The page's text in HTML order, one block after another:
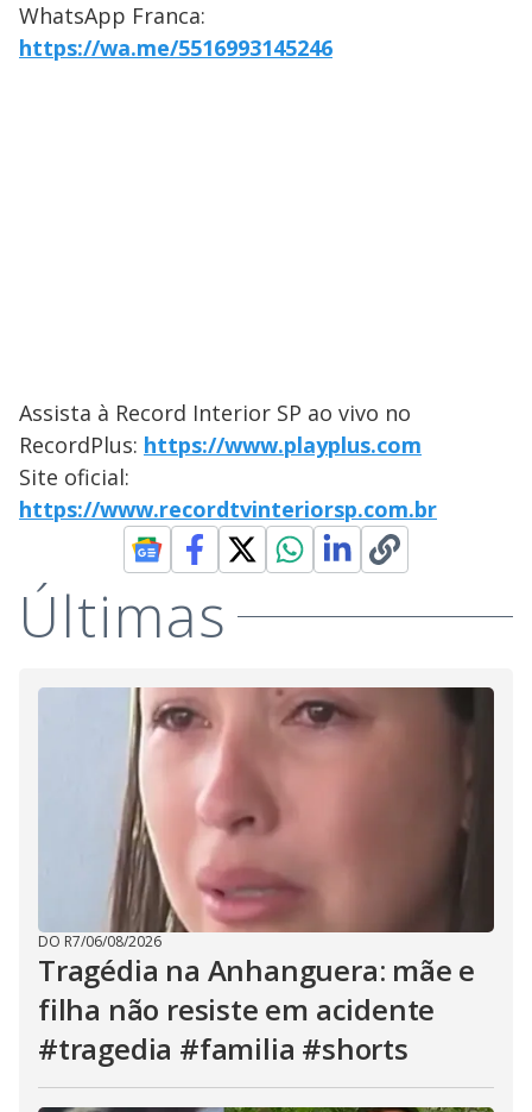
WhatsApp Franca:
https://wa.me/5516993145246
Assista à Record Interior SP ao vivo no
RecordPlus: https://www.playplus.com
Site oficial:
https://www.recordtvinteriorsp.com.br
Últimas
DO R7/06/08/2026
Tragédia na Anhanguera: mãe e
filha não resiste em acidente
#tragedia #familia #shorts